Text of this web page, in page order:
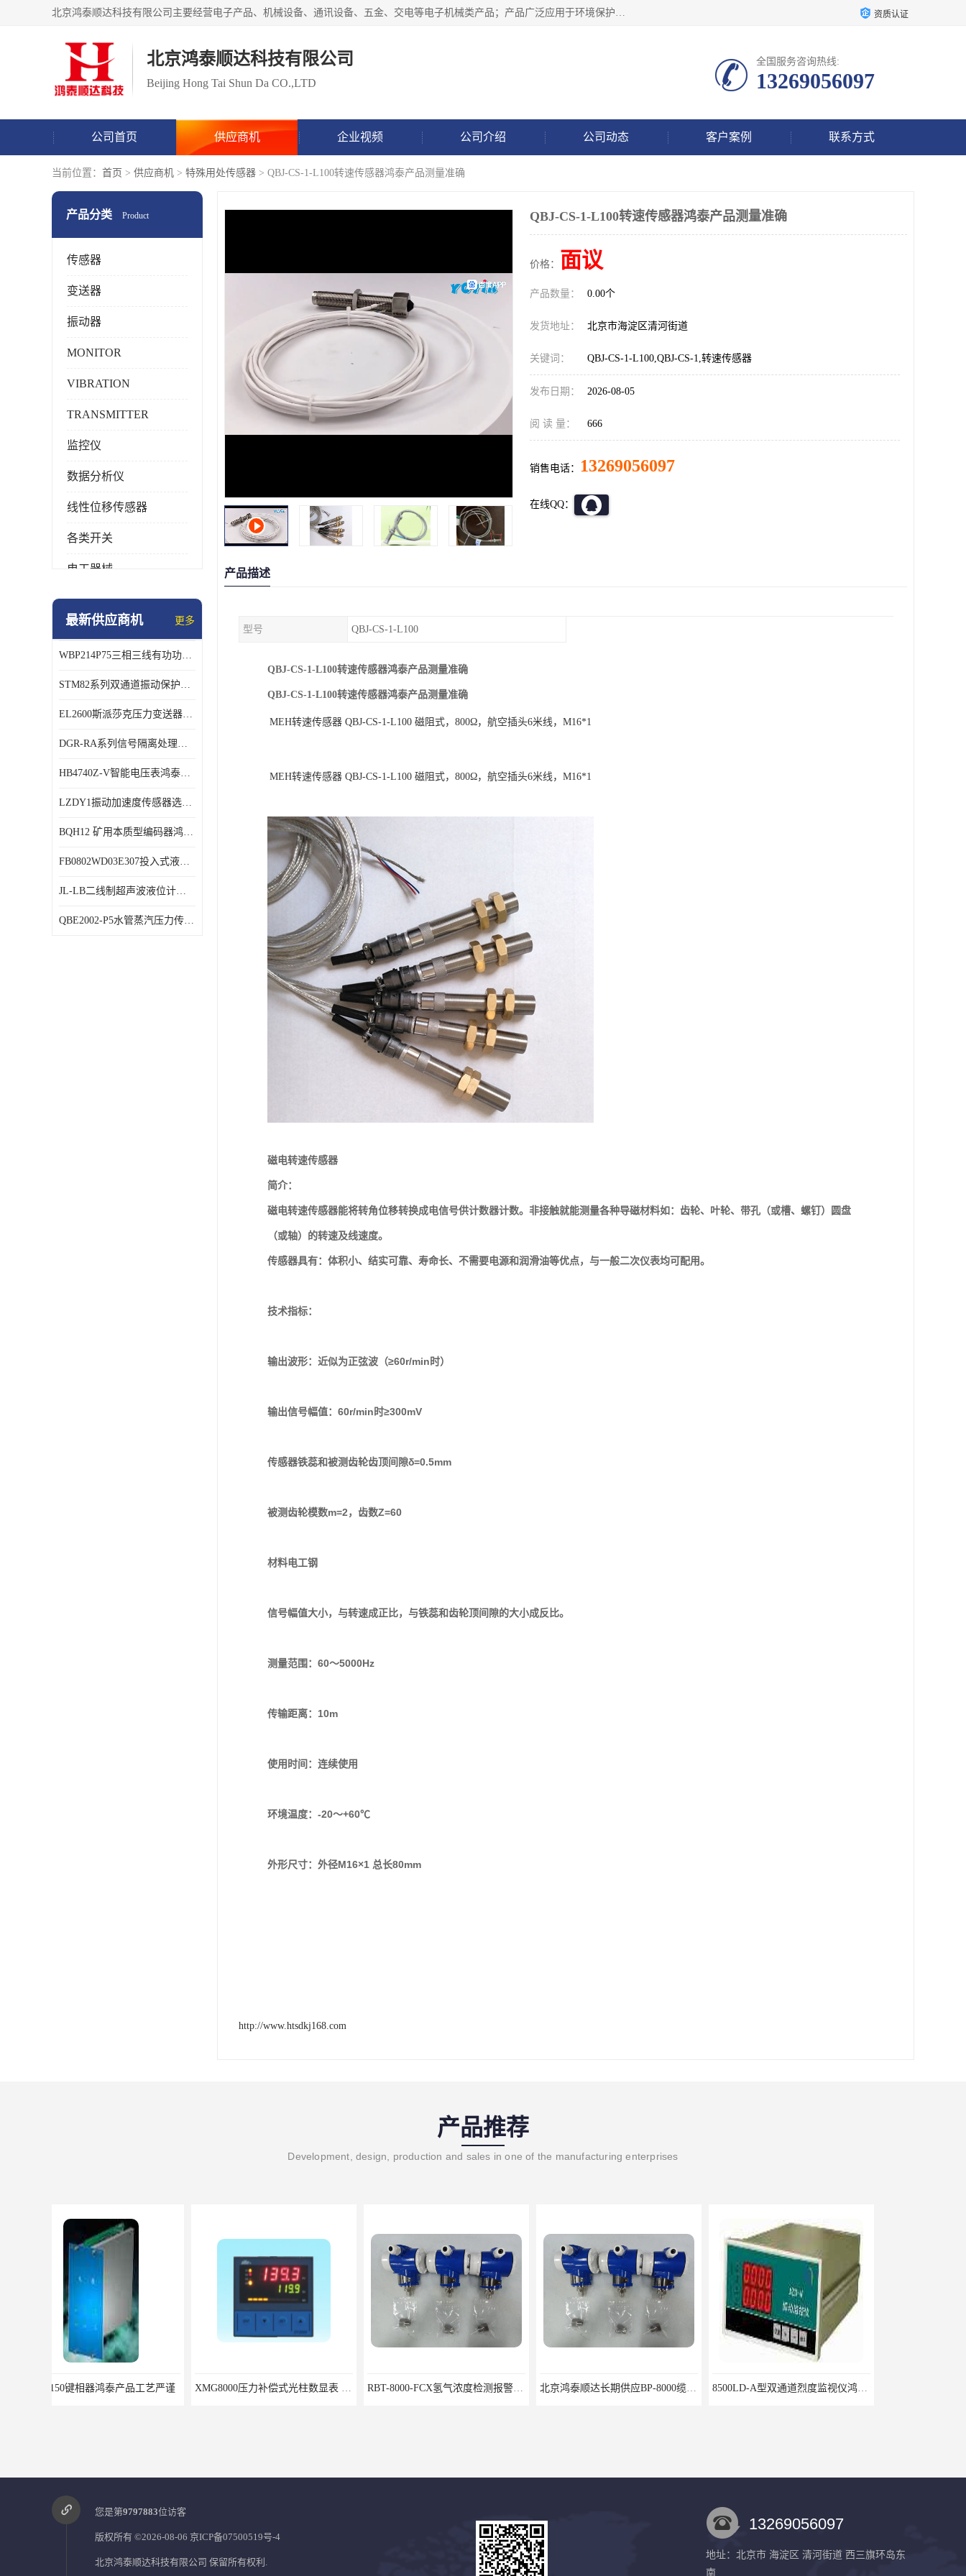
北京鸿泰顺达科技有限公司主要经营电子产品、机械设备、通讯设备、五金、交电等电子机械类产品；产品广泛应用于环境保护、石油化工、电力电子、冶金建筑、煤炭、农业、卫生防疫、教育科研等行业。并成功的与各地环境监测站、污水处理厂、卷烟厂、电厂、高校、科学院所、卫生防疫部门、煤矿、石化厂等用户建立了密切的合作关系。 资质认证
北京鸿泰顺达科技有限公司
Beijing Hong Tai Shun Da CO.,LTD
全国服务咨询热线:
13269056097
公司首页 供应商机 企业视频 公司介绍 公司动态 客户案例 联系方式
当前位置： 首页 > 供应商机 > 特殊用处传感器 > QBJ-CS-1-L100转速传感器鸿泰产品测量准确
产品分类 Product
传感器
变送器
振动器
MONITOR
VIBRATION
TRANSMITTER
监控仪
数据分析仪
线性位移传感器
各类开关
电工器械
模块化产品
特殊用处传感器
特殊用途变送器
最新供应商机 更多
WBP214P75三相三线有功功率传感器鸿泰顺达产品稳定性好
STM82系列双通道振动保护表鸿泰产品技术规格
EL2600斯派莎克压力变送器技术规格
DGR-RA系列信号隔离处理器鸿泰产品技术规格
HB4740Z-V智能电压表鸿泰产品外形美观大方
LZDY1振动加速度传感器选型资料
BQH12 矿用本质型编码器鸿泰产品实物展示
FB0802WD03E307投入式液位计鸿泰产品选型参数
JL-LB二线制超声波液位计鸿泰产品外形美观大方
QBE2002-P5水管蒸汽压力传感器西门子产品技术规格
QBJ-CS-1-L100转速传感器鸿泰产品测量准确
价格： 面议
产品数量： 0.00个
发货地址： 北京市海淀区清河街道
关键词： QBJ-CS-1-L100,QBJ-CS-1,转速传感器
发布日期： 2026-08-05
阅 读 量： 666
销售电话： 13269056097
在线QQ：
产品描述
型号 QBJ-CS-1-L100
QBJ-CS-1-L100转速传感器鸿泰产品测量准确
QBJ-CS-1-L100转速传感器鸿泰产品测量准确
MEH转速传感器 QBJ-CS-1-L100 磁阻式， 800Ω， 航空插头6米线， M16*1
MEH转速传感器 QBJ-CS-1-L100 磁阻式， 800Ω， 航空插头6米线， M16*1
磁电转速传感器
简介：
磁电转速传感器能将转角位移转换成电信号供计数器计数。非接触就能测量各种导磁材料如：齿轮、叶轮、带孔（或槽、螺钉）圆盘
（或轴）的转速及线速度。
传感器具有：体积小、结实可靠、寿命长、不需要电源和润滑油等优点，与一般二次仪表均可配用。
技术指标：
输出波形：近似为正弦波（≥60r/min时）
输出信号幅值：60r/min时≥300mV
传感器铁蕊和被测齿轮齿顶间隙δ=0.5mm
被测齿轮模数m=2，齿数Z=60
材料电工钢
信号幅值大小，与转速成正比，与铁蕊和齿轮顶间隙的大小成反比。
测量范围：60～5000Hz
传输距离：10m
使用时间：连续使用
环境温度：-20～+60℃
外形尺寸：外径M16×1 总长80mm
http://www.htsdkj168.com
产品推荐
Development, design, production and sales in one of the manufacturing enterprises
XMG8000压力补偿式光柱数显表 XMG82666优选北京鸿泰顺达科技 RBT-8000-FCX氢气浓度检测报警器北京地区供应商 北京鸿泰顺达长期供应BP-8000缆式液位计，0-5米现场显示；BP-8000缆式液位计，0-5米现场显示询价电话 8500LD-A型双通道烈度监视仪鸿泰产品性价比好
您是第9797883位访客
版权所有 ©2026-08-06 京ICP备07500519号-4
北京鸿泰顺达科技有限公司 保留所有权利.
13269056097
地址：北京市 海淀区 清河街道 西三旗环岛东
南